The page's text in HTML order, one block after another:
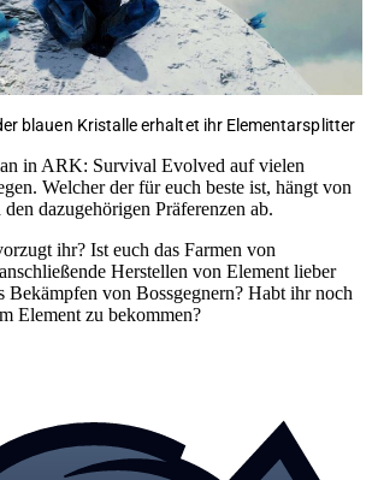
blauen Kristalle erhaltet ihr Elementarsplitter
in ARK: Survival Evolved auf vielen
Welcher der für euch beste ist, hängt von
dazugehörigen Präferenzen ab.
ihr? Ist euch das Farmen von
Herstellen von Element lieber
Bekämpfen von Bossgegnern? Habt ihr noch
Element zu bekommen?